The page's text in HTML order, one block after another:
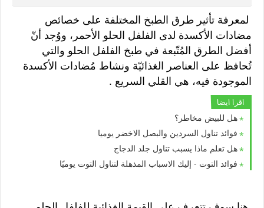
لمعرفة تأثير طرق الطبخ المختلفة على خصائص
مضادات الأكسدة لدى الفلفل الحلو الأحمر، ووُجد أنّ
أفضل الطرق المُتّبعة في طبخ الفلفل الحلو والتي
تُحافظ على العناصر الغذائيّة ونشاط مُضادات الأكسدة
الموجودة فيه، هي القلي السريع .
اقرا ايضا
هل للبيض مخاطر؟
فوائد تناول السردين والبصل الاخضر يوميا
هل تعلم ماذا يسبب تناول جلد الدجاج
فوائد التوت - إليك الاسباب المذهلة لتناول التوت يوميًا